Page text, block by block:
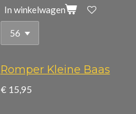
In winkelwagen
Romper Kleine Baas
€ 15,95